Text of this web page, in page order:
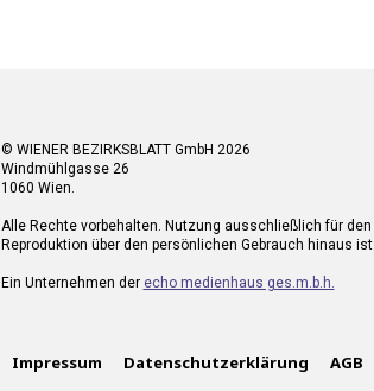
© WIENER BEZIRKSBLATT GmbH 2026
Windmühlgasse 26
1060 Wien.
Alle Rechte vorbehalten. Nutzung ausschließlich für
Reproduktion über den persönlichen Gebrauch hinaus
Ein Unternehmen der echo medienhaus ges.m.b.h.
Impressum Datenschutzerklärung AGB